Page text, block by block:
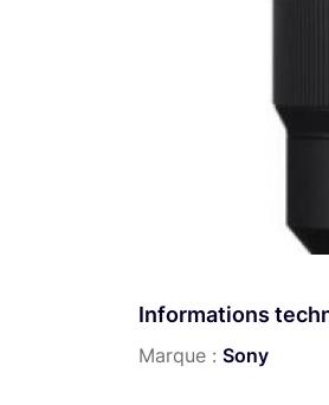
Informations
Marque : Sony